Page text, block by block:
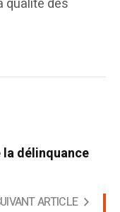
qualité des
délinquance
ARTICLE